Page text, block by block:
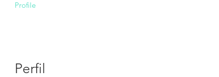
Perfil
Profile